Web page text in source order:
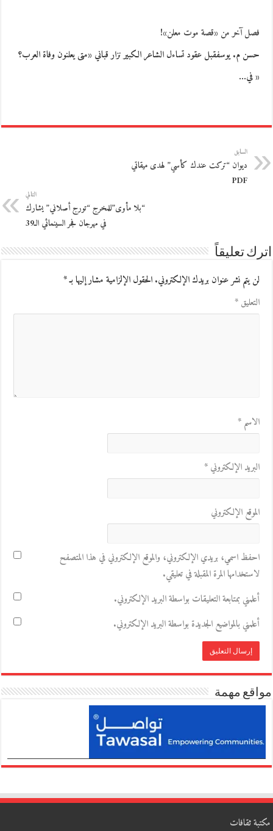
فصل آخر من «قصة موت معلن»!
حسن م. يوسفقبل عقود تساءل الشاعر الكبير نزار قباني «متى يعلنون وفاة العرب؟
« في…
السابق
ديوان “تركت عندك كأسي” لهدى ميقاتي
PDF
التالي
“بلا مأوى”للمخرج “تورج أصلاني” يشارك
في مهرجان فجر السينمائي الـ39
اترك تعليقاً
لن يتم نشر عنوان بريدك الإلكتروني.الحقول الإلزامية مشار إليها بـ*
التعليق*
الاسم*
البريد الإلكتروني*
الموقع الإلكتروني
احفظ اسمي، بريدي الإلكتروني، والموقع الإلكتروني في هذا المتصفح
لاستخدامها المرة المقبلة في تعليقي.
أعلمني بمتابعة التعليقات بواسطة البريد الإلكتروني.
أعلمني بالمواضيع الجديدة بواسطة البريد الإلكتروني.
مواقع مهمة
مكتبة ثقافات